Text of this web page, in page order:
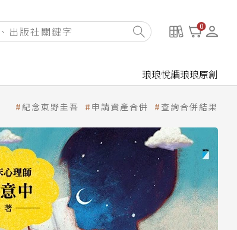
0
琅琅悅讀琅琅原創
紀念東野圭吾 申請資產合併 查詢合併結果